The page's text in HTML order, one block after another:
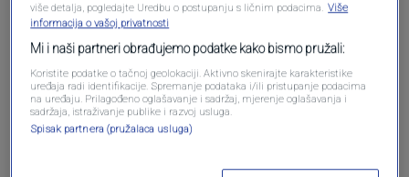
Oglas
više detalja, pogledajte Uredbu o postupanju s ličnim podacima. Više
informacija o vašoj privatnosti
Mi i naši partneri obrađujemo podatke kako bismo pružali:
Koristite podatke o tačnoj geolokaciji. Aktivno skenirajte karakteristike
uređaja radi identifikacije. Spremanje podataka i/ili pristupanje podacima
na uređaju. Prilagođeno oglašavanje i sadržaj, mjerenje oglašavanja i
sadržaja, istraživanje publike i razvoj usluga.
Spisak partnera (pružalaca usluga)